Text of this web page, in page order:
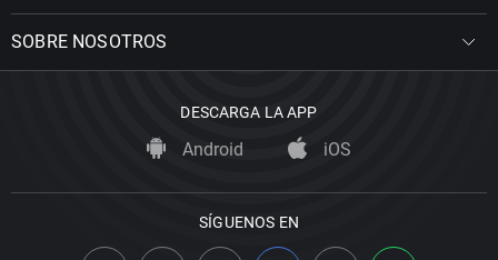
SOBRE NOSOTROS
DESCARGA LA APP
Android iOS
SÍGUENOS EN